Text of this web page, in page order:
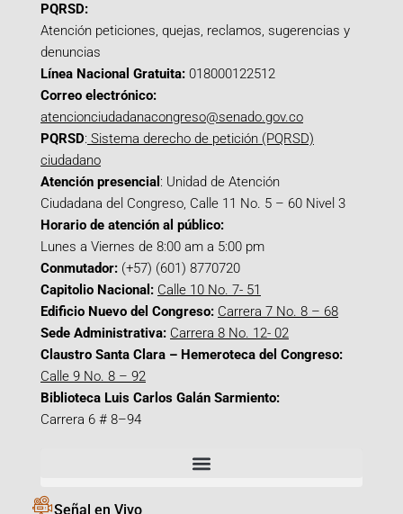
PQRSD:
Atención peticiones, quejas, reclamos, sugerencias y
denuncias
Línea Nacional Gratuita: 018000122512
Correo electrónico:
atencionciudadanacongreso@senado.gov.co
PQRSD: Sistema derecho de petición (PQRSD)
ciudadano
Atención presencial : Unidad de Atención
Ciudadana del Congreso, Calle 11 No. 5 – 60 Nivel 3
Horario de atención al público:
Lunes a Viernes de 8:00 am a 5:00 pm
Conmutador: (+57) (601) 8770720
Capitolio Nacional: Calle 10 No. 7- 51
Edificio Nuevo del Congreso: Carrera 7 No. 8 – 68
Sede Administrativa: Carrera 8 No. 12- 02
Claustro Santa Clara – Hemeroteca del Congreso:
Calle 9 No. 8 – 92
Biblioteca Luis Carlos Galán Sarmiento:
Carrera 6 # 8–94
Señal en Vivo